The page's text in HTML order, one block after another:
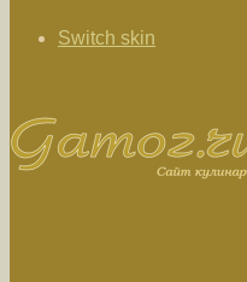
Switch skin